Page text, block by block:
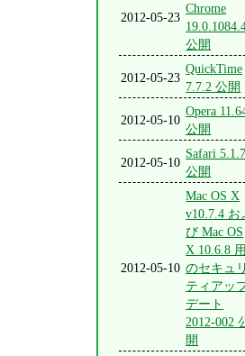
2012-05-23
Chrome
公開
2012-05-23
QuickTime
7.7.2 公開
2012-05-10
Opera
公開
2012-05-10
Safari 5.1.7
公開
2012-05-10
Mac OS X
v10.7.4 お
び Mac OS
X 10.6.8 用
のセキュリ
ティアッ
デート
2012-002
開